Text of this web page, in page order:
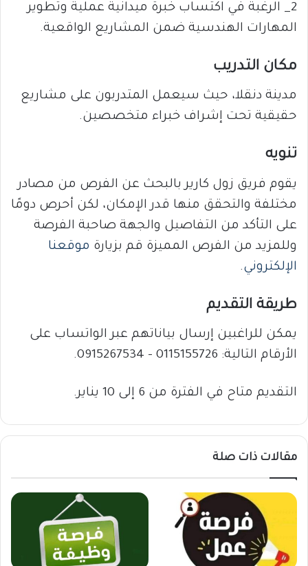
2_ الرغبة في اكتساب خبرة ميدانية عملية وتطوير
المهارات الهندسية ضمن المشاريع الواقعية.
مكان التدريب
مدينة دنقلا، حيث سيعمل المتدربون على مشاريع
حقيقية تحت إشراف خبراء متخصصين.
تنويه
يقوم فريق زول كارير بالبحث عن الفرص من مصادر
مختلفة والتحقق منها قدر الإمكان، لكن أحرص دومًا
على التأكد من التفاصيل والجهة صاحبة الفرصة
وللمزيد من الفرص المميزة قم بزيارة موقعنا
الإلكتروني.
طريقة التقديم
يمكن للراغبين إرسال بياناتهم عبر الواتساب على
الأرقام التالية: 0115155726 – 0915267534.
التقديم متاح في الفترة من 6 إلى 10 يناير.
مقالات ذات صلة